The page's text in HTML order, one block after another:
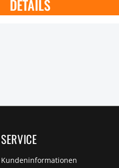
DETAILS
SERVICE
Kundeninformationen